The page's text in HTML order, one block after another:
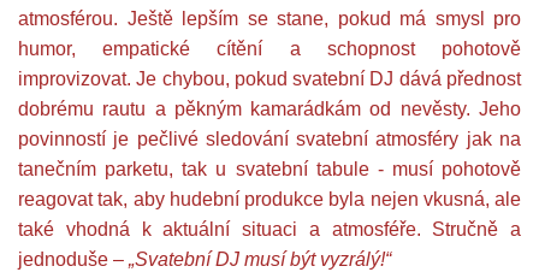
atmosférou. Ještě lepším se stane, pokud má smysl pro
humor, empatické cítění a schopnost pohotově
improvizovat. Je chybou, pokud svatební DJ dává přednost
dobrému rautu a pěkným kamarádkám od nevěsty. Jeho
povinností je pečlivé sledování svatební atmosféry jak na
tanečním parketu, tak u svatební tabule - musí pohotově
reagovat tak, aby hudební produkce byla nejen vkusná, ale
také vhodná k aktuální situaci a atmosféře. Stručně a
jednoduše – „Svatební DJ musí být vyzrálý!“